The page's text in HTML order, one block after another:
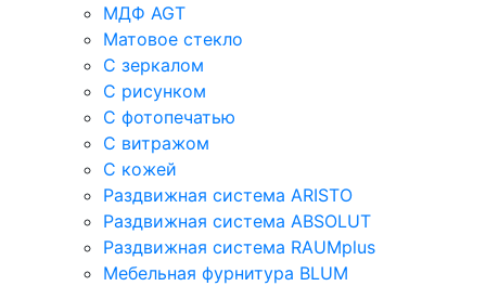
МДФ AGT
Матовое стекло
С зеркалом
С рисунком
С фотопечатью
С витражом
С кожей
Раздвижная система ARISTO
Раздвижная система ABSOLUT
Раздвижная система RAUMplus
Мебельная фурнитура BLUM